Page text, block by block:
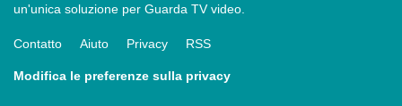
un'unica soluzione per Guarda TV video.
Contatto Aiuto Privacy RSS
Modifica le preferenze sulla privacy